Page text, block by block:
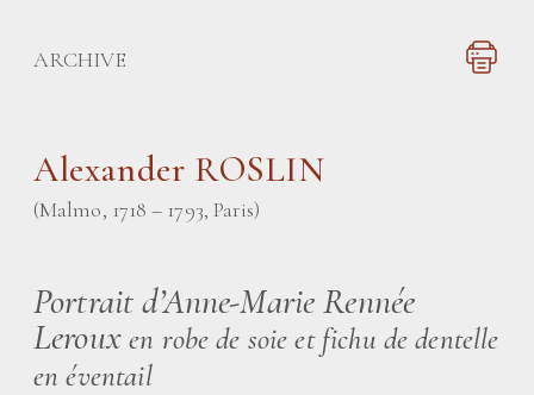
ARCHIVE
Alexander ROSLIN
(Malmo, 1718 – 1793, Paris)
Portrait d’Anne-Marie Rennée
Lerouxen robe de soie et fichu de dentelle
en éventail